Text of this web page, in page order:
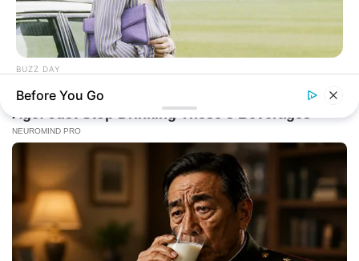
BUZZ DAY
Diana’s Last Words: Firefighter Finally Reveals The Truth
Before You Go